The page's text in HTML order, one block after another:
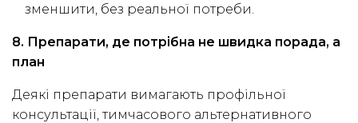
зменшити, без реальної потреби.
8. Препарати, де потрібна не швидка порада, а
план
Деякі препарати вимагають профільної
консультації, тимчасового альтернативного